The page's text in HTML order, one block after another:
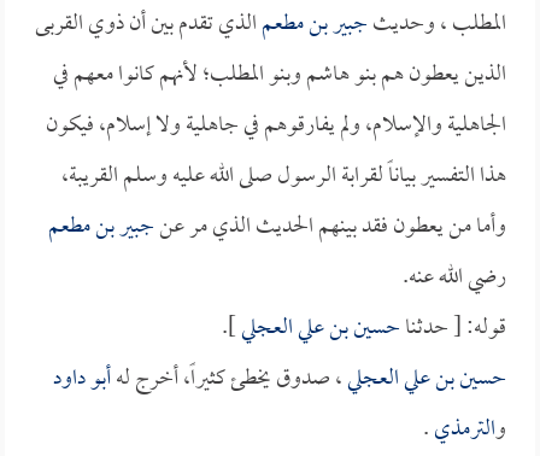
المطلب ، وحديثجبير بن مطعمالذي تقدم بين أن ذوي القربى
الذين يعطون هم بنو هاشم وبنو المطلب؛ لأنهم كانوا معهم في
الجاهلية والإسلام، ولم يفارقوهم في جاهلية ولا إسلام، فيكون
هذا التفسير بياناً لقرابة الرسول صلى الله عليه وسلم القريبة،
وأما من يعطون فقد بينهم الحديث الذي مر عنجبير بن مطعم
رضي الله عنه.
قوله: [ حدثناحسين بن علي العجلي].
حسين بن علي العجلي، صدوق يخطئ كثيراً، أخرج لهأبو داود
والترمذي.